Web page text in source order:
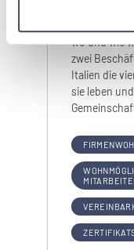
Area, damit
wo und wie
zwei
Italien die
sie leben